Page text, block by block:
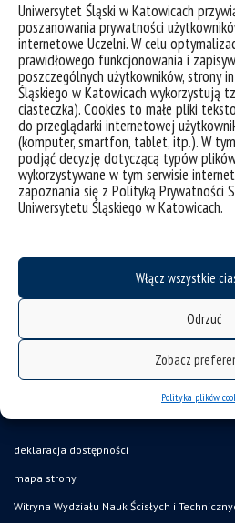
Uniwersytet Śląski w Katowicach
poszanowania prywatności
internetowe Uczelni. W celu
prawidłowego funkcjonowania i
poszczególnych użytkowników, strony
Śląskiego w Katowicach wykorzystują
ciasteczka). Cookies to małe pliki
do przeglądarki internetowej
(komputer, smartfon, tablet, itp.). W
podjąć decyzję dotyczącą typów
wykorzystywane w tym serwisie
zapoznania się z Polityką Prywatności
Uniwersytetu Śląskiego w Katowicach.
Włącz wszystkie
Odrzuć
Zobacz
Polityka plików
Plan zajęć
Publikacje
Konferencje naukowe
deklaracja dostępności
mapa strony
Witryna Wydziału Nauk Ścisłych i